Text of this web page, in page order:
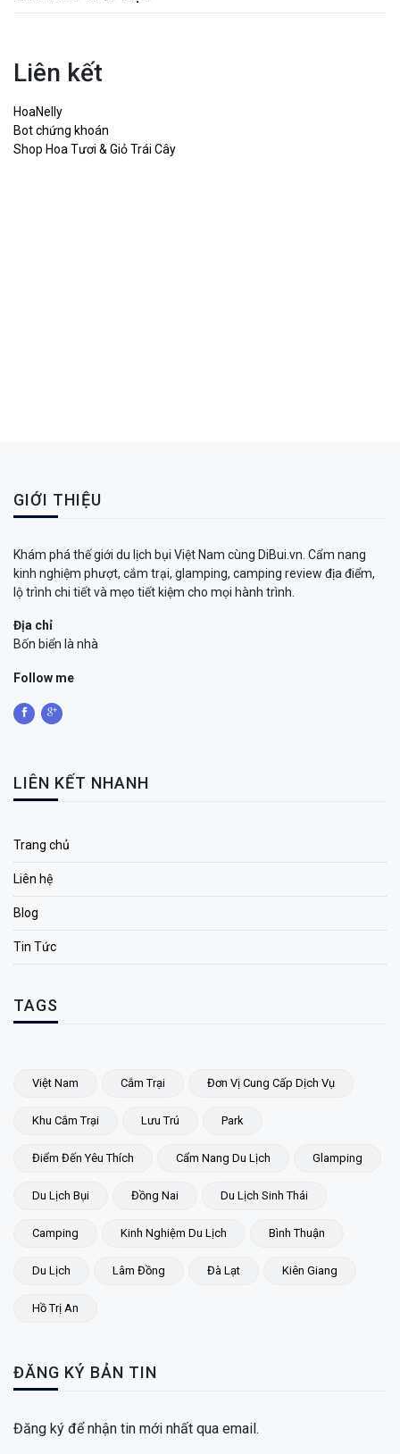
Liên kết
HoaNelly
Bot chứng khoán
Shop Hoa Tươi & Giỏ Trái Cây
GIỚI THIỆU
Khám phá thế giới du lịch bụi Việt Nam cùng DiBui.vn. Cẩm nang
kinh nghiệm phượt, cắm trại, glamping, camping review địa điểm,
lộ trình chi tiết và mẹo tiết kiệm cho mọi hành trình.
Địa chỉ
Bốn biển là nhà
Follow me
LIÊN KẾT NHANH
Trang chủ
Liên hệ
Blog
Tin Tức
TAGS
Việt Nam Cắm Trại Đơn Vị Cung Cấp Dịch Vụ
Khu Cắm Trại Lưu Trú Park
Điểm Đến Yêu Thích Cẩm Nang Du Lịch Glamping
Du Lịch Bụi Đồng Nai Du Lịch Sinh Thái
Camping Kinh Nghiệm Du Lịch Bình Thuận
Du Lịch Lâm Đồng Đà Lạt Kiên Giang
Hồ Trị An
ĐĂNG KÝ BẢN TIN
Đăng ký để nhận tin mới nhất qua email.